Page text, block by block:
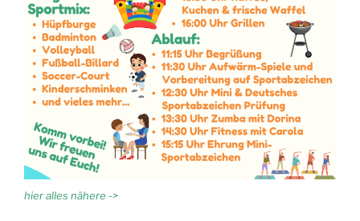
hier alles nähere ->